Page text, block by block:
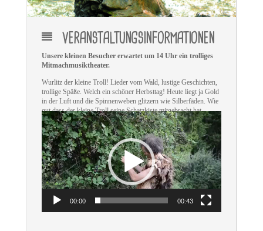
VERANSTALTUNGSINFORMATIONEN
Unsere kleinen Besucher erwartet um 14 Uhr ein trolliges
Mitmachmusiktheater.
Wurlitz der kleine Troll! Lieder vom Wald, lustige Geschichten,
trollige Späße. Welch ein schöner Herbsttag! Heute liegt ja Gold
in der Luft und die Spinnenweben glitzern wie Silberfäden. Wie
gut dass der kleine Troll seine Schatzkiste mitgebracht hat.
Wurlitz zeigt den Kindern die trolligsten Überraschungen, die
man im Herbstwald finden kann. Der zottelige Waldgeist verrät
euch, warum die Blätter bunt werden, welche Abenteuer die
Zugvögel im langen Winterurlaub erleben und was los ist bei der
großen Gruselparty im dampfigen Moor.
Video-
Player
00:00 00:43